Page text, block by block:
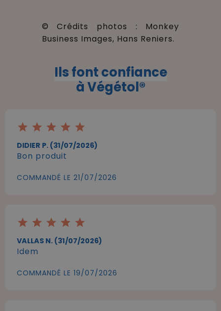
© Crédits photos : Monkey
Business Images, Hans Reniers.
Ils font confiance
à Végétol®
star star star star star
DIDIER P. (31/07/2026)
Bon produit
COMMANDÉ LE 21/07/2026
star star star star star
VALLAS N. (31/07/2026)
Idem
COMMANDÉ LE 19/07/2026